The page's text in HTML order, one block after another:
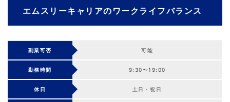
エムスリーキャリアのワークライフバランス
副業可否 可能
勤務時間 9:30〜19:00
休日 土日・祝日